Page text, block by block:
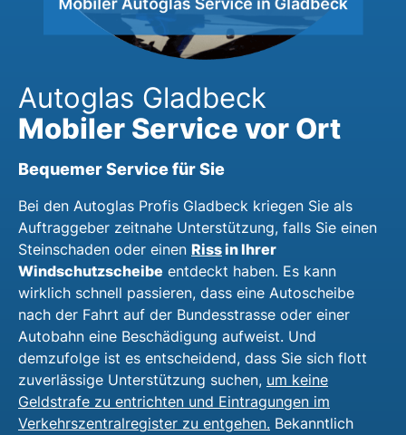
Autoglas Gladbeck
Mobiler Service vor Ort
Bequemer Service für Sie
Bei den Autoglas Profis Gladbeck kriegen Sie als
Auftraggeber zeitnahe Unterstützung, falls Sie einen
Steinschaden oder einen Rissin Ihrer
Windschutzscheibe entdeckt haben. Es kann
wirklich schnell passieren, dass eine Autoscheibe
nach der Fahrt auf der Bundesstrasse oder einer
Autobahn eine Beschädigung aufweist. Und
demzufolge ist es entscheidend, dass Sie sich flott
zuverlässige Unterstützung suchen, um keine
Geldstrafe zu entrichten und Eintragungen im
Verkehrszentralregister zu entgehen. Bekanntlich